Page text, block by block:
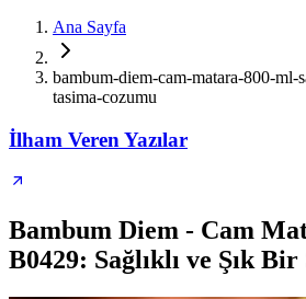
Ana Sayfa
bambum-diem-cam-matara-800-
tasima-cozumu
İlham Veren Yazılar
Bambum Diem - Cam
B0429: Sağlıklı ve Şık Bir